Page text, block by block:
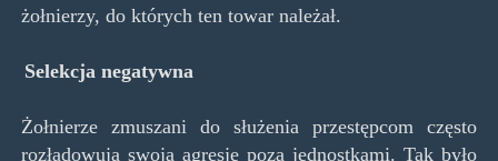
żołnierzy, do których ten towar należał.
Selekcja negatywna
Żołnierze zmuszani do służenia przestępcom często
rozładowują swoją agresję poza jednostkami. Tak było